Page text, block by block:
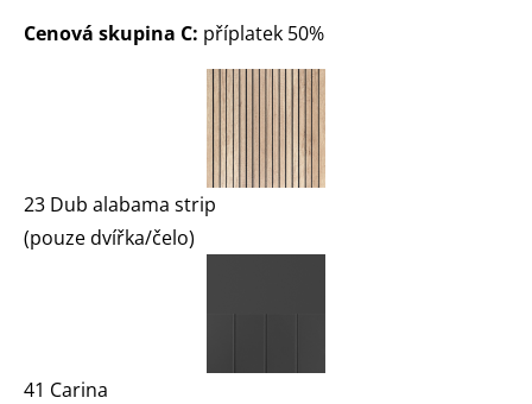
Cenová skupina C: příplatek 50%
23 Dub alabama strip
(pouze dvířka/čelo)
41 Carina